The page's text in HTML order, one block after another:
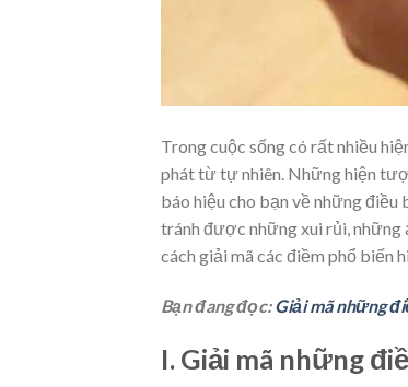
Trong cuộc sống có rất nhiều
phát từ tự nhiên. Những hiện
báo hiệu cho bạn về những
tránh được những xui rủi, những
cách giải mã các điềm phổ biến
Bạn đang đọc:Giải mã những
I. Giải mã những